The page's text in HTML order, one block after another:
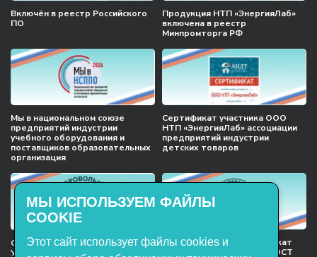
Включён в реестр Российского
ПО
Продукция НТП «ЭнергияЛаб»
включена в реестр
Минпромторга РФ
Мы в национальном союзе
предприятий индустрии
учебного оборудования и
поставщиков образовательных
организация
Сертификат участника ООО
НТП «ЭнергияЛаб» ассоциации
предприятий индустрии
детских товаров
Сертификат соответствия
Учебное оборудование, марки
Международный сертификат
менеджмента качества ГОСТ
МЫ ИСПОЛЬЗУЕМ ФАЙЛЫ
COOKIE
Этот сайт использует файлы cookies и